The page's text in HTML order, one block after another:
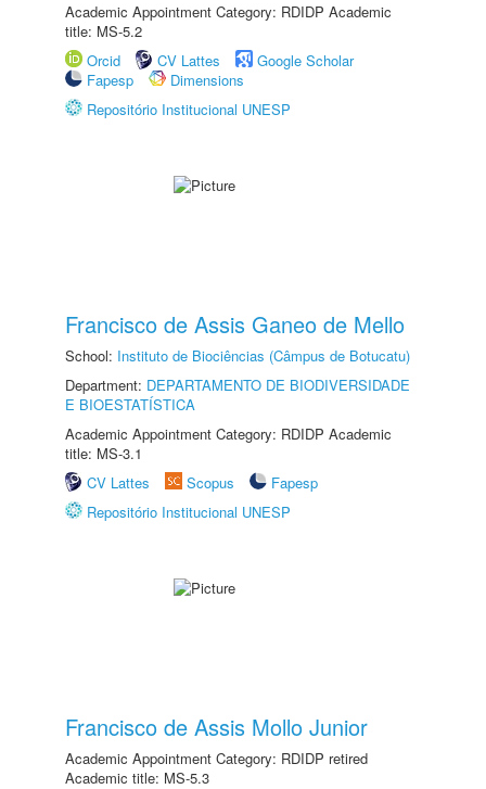
Academic Appointment Category: RDIDP Academic
title: MS-5.2
Orcid
CV Lattes
Google Scholar
Fapesp
Dimensions
Repositório Institucional UNESP
Francisco de Assis Ganeo de Mello
School: Instituto de Biociências (Câmpus de Botucatu)
Department: DEPARTAMENTO DE BIODIVERSIDADE
E BIOESTATÍSTICA
Academic Appointment Category: RDIDP Academic
title: MS-3.1
CV Lattes
Scopus
Fapesp
Repositório Institucional UNESP
Francisco de Assis Mollo Junior
Academic Appointment Category: RDIDP retired
Academic title: MS-5.3